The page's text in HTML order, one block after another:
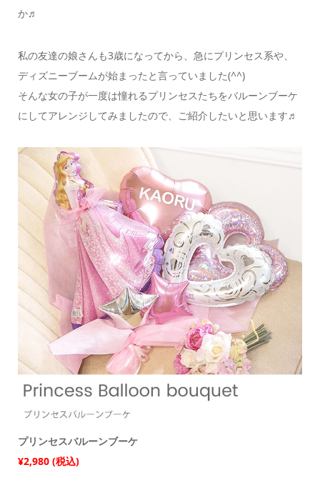
か♬
私の友達の娘さんも3歳になってから、急にプリンセス系や、
ディズニーブームが始まったと言っていました(^^)
そんな女の子が一度は憧れるプリンセスたちをバルーンブーケ
にしてアレンジしてみましたので、ご紹介したいと思います♬
プリンセスバルーンブーケ
¥2,980 (税込)